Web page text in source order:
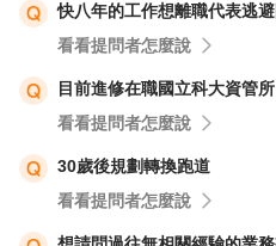
快八年的工作想離職代表逃
看看提問者怎麼說
目前進修在職國立科大資管
看看提問者怎麼說
30歲後規劃轉換跑道
看看提問者怎麼說